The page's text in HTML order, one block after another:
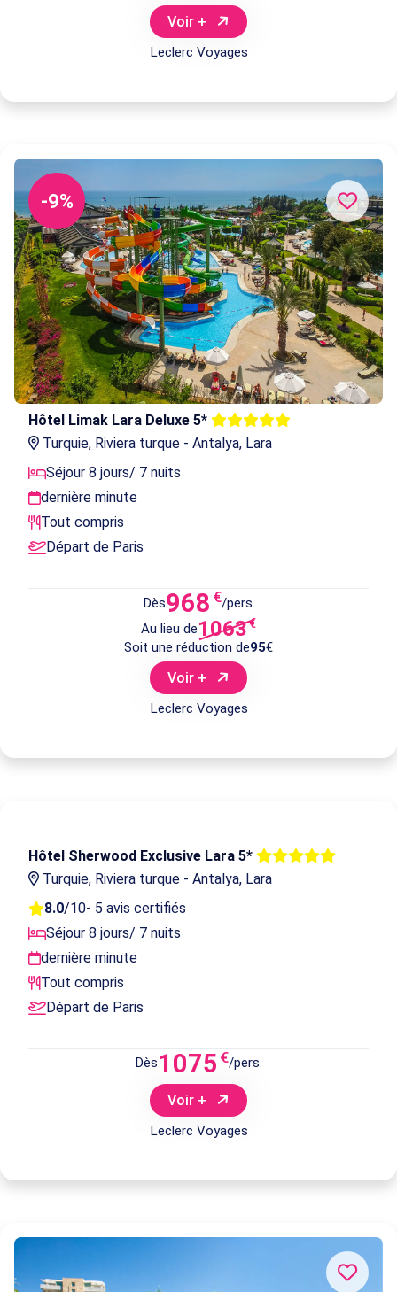
Voir +
Leclerc Voyages
-9%
Hôtel Limak Lara Deluxe 5*
Turquie, Riviera turque - Antalya, Lara
Séjour 8 jours/ 7 nuits
dernière minute
Tout compris
Départ de Paris
Dès968 €/pers.
Au lieu de1063€
Soit une réduction de95€
Voir +
Leclerc Voyages
Hôtel Sherwood Exclusive Lara 5*
Turquie, Riviera turque - Antalya, Lara
8.0/10- 5 avis certifiés
Séjour 8 jours/ 7 nuits
dernière minute
Tout compris
Départ de Paris
Dès1075 €/pers.
Voir +
Leclerc Voyages